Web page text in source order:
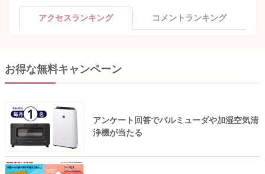
アクセスランキング コメントランキング
お得な無料キャンペーン
アンケート回答でバルミューダや加湿空気清
浄機が当たる